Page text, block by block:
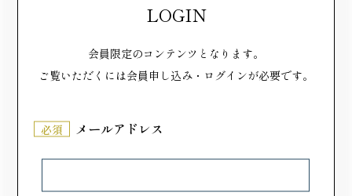
っていたみたらし団子を復活リニューアルさせまし
た。 3代目の秘伝レシピである醤油ダレを、団子にか
子さんも食べやすいお団子になっています。 生地の
温度管理やタレが生地から漏れない工夫を重ね、完成
LOGIN
会員限定のコンテンツとなります。
ご覧いただくには会員申し込み・ログインが必要です。
必須 メールアドレス